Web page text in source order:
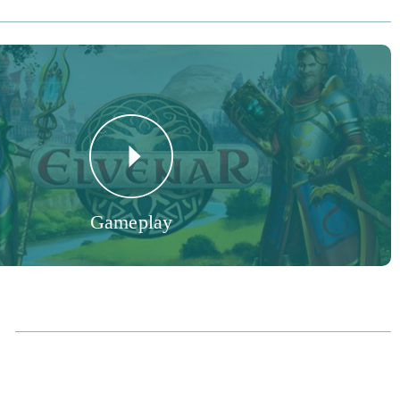
mit der Natur leben, wobei die Menschen ihre
Bauten
Bevor du über eine pulsierende Metropole verfügst,
Seite du stehst – zuerst hast du nur ein kleines Dorf, das
Gameplay